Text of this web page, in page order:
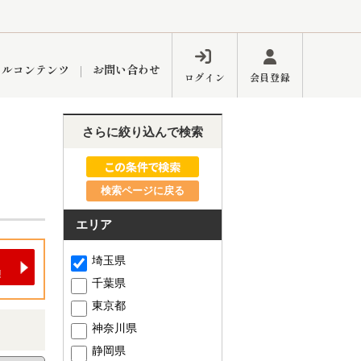
練馬区
インフォメーション ブログ
東久留米営業所
コンテンツ お問い合わせ ログイン 会員登録
さらに絞り込んで検索
検索ページに戻る
エリア
埼玉県
千葉県
東京都
神奈川県
静岡県